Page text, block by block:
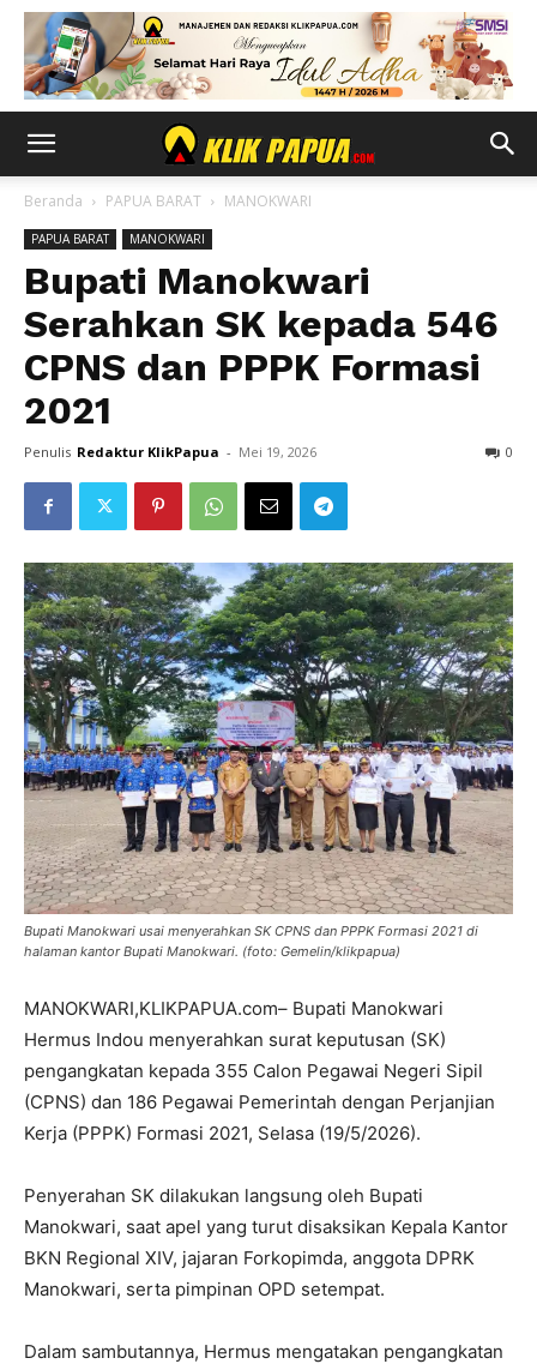
Beranda PAPUA BARAT MANOKWARI
PAPUA BARAT MANOKWARI
Bupati Manokwari
Serahkan SK kepada 546
CPNS dan PPPK Formasi
2021
Penulis Redaktur KlikPapua - Mei 19, 2026 0
Bupati Manokwari usai menyerahkan SK CPNS dan PPPK Formasi 2021 di
halaman kantor Bupati Manokwari. (foto: Gemelin/klikpapua)
MANOKWARI,KLIKPAPUA.com– Bupati Manokwari
Hermus Indou menyerahkan surat keputusan (SK)
pengangkatan kepada 355 Calon Pegawai Negeri Sipil
(CPNS) dan 186 Pegawai Pemerintah dengan Perjanjian
Kerja (PPPK) Formasi 2021, Selasa (19/5/2026).
Penyerahan SK dilakukan langsung oleh Bupati
Manokwari, saat apel yang turut disaksikan Kepala Kantor
BKN Regional XIV, jajaran Forkopimda, anggota DPRK
Manokwari, serta pimpinan OPD setempat.
Dalam sambutannya, Hermus mengatakan pengangkatan